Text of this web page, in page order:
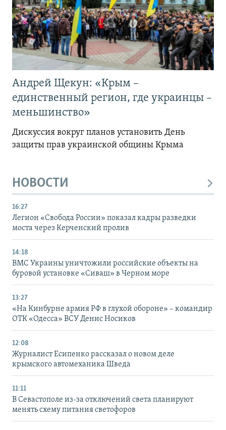
Андрей Щекун: «Крым –
единственный регион, где украинцы –
меньшинство»
Дискуссия вокруг планов установить День
защиты прав украинской общины Крыма
НОВОСТИ
16:27
Легион «Свобода России» показал кадры разведки
моста через Керченский пролив
14:18
ВМС Украины уничтожили российские объекты на
буровой установке «Сиваш» в Черном море
13:27
«На Кинбурне армия РФ в глухой обороне» – командир
ОТК «Одесса» ВСУ Денис Носиков
12:08
Журналист Есипенко рассказал о новом деле
крымского автомеханика Шведа
11:11
В Севастополе из-за отключений света планируют
менять схему питания светофоров